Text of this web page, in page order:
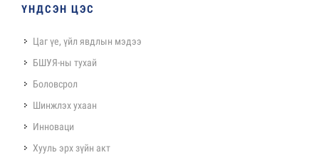
ҮНДСЭН ЦЭС
Цаг үе, үйл явдлын мэдээ
БШУЯ-ны тухай
Боловсрол
Шинжлэх ухаан
Инноваци
Хууль эрх зүйн акт